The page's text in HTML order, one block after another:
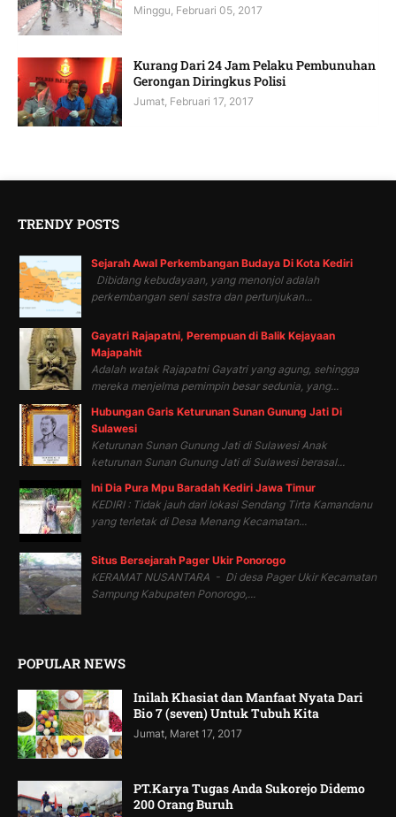
Minggu, Februari 05, 2017
Kurang Dari 24 Jam Pelaku Pembunuhan
Gerongan Diringkus Polisi
Jumat, Februari 17, 2017
TRENDY POSTS
Sejarah Awal Perkembangan Budaya Di Kota Kediri
Dibidang kebudayaan, yang menonjol adalah
perkembangan seni sastra dan pertunjukan...
Gayatri Rajapatni, Perempuan di Balik Kejayaan
Majapahit
Adalah watak Rajapatni Gayatri yang agung, sehingga
mereka menjelma pemimpin besar sedunia, yang...
Hubungan Garis Keturunan Sunan Gunung Jati Di
Sulawesi
Keturunan Sunan Gunung Jati di Sulawesi Anak
keturunan Sunan Gunung Jati di Sulawesi berasal...
Ini Dia Pura Mpu Baradah Kediri Jawa Timur
KEDIRI : Tidak jauh dari lokasi Sendang Tirta Kamandanu
yang terletak di Desa Menang Kecamatan...
Situs Bersejarah Pager Ukir Ponorogo
KERAMAT NUSANTARA - Di desa Pager Ukir Kecamatan
Sampung Kabupaten Ponorogo,...
POPULAR NEWS
Inilah Khasiat dan Manfaat Nyata Dari
Bio 7 (seven) Untuk Tubuh Kita
Jumat, Maret 17, 2017
PT.Karya Tugas Anda Sukorejo Didemo
200 Orang Buruh